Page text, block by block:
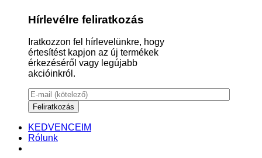
Hírlevélre feliratkozás
Iratkozzon fel hírlevelünkre, hogy
értesítést kapjon az új termékek
érkezéséről vagy legújabb
akcióinkról.
KEDVENCEIM
Rólunk